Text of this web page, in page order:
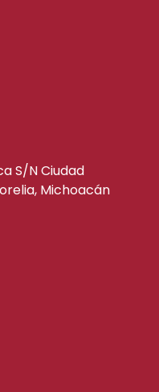
S/N Ciudad
Michoacán